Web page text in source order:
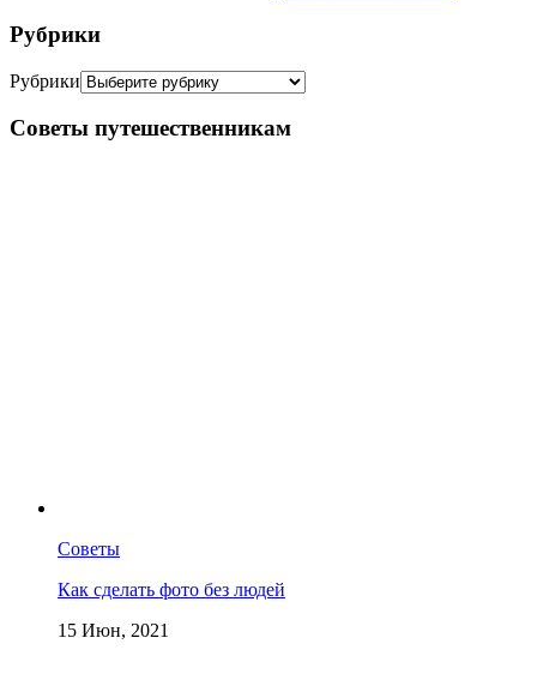
Рубрики
Рубрики
Советы путешественникам
Советы
Как сделать фото без людей
15 Июн, 2021